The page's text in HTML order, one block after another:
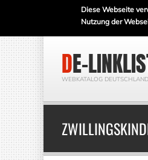
Diese Webseite
Nutzung der
DE-
WEBKATALOG